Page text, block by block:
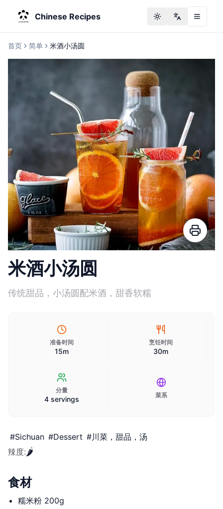
Chinese Recipes Toggle theme
Change
首页 简单 米酒小汤圆
米酒小汤圆
传统甜品，小汤圆配米酒，甜香软糯
准备时间
15m
烹饪时间
30m
分量
4 servings 菜系
#Sichuan #Dessert #川菜，甜品，汤
辣度:🌶️
食材
糯米粉 200g